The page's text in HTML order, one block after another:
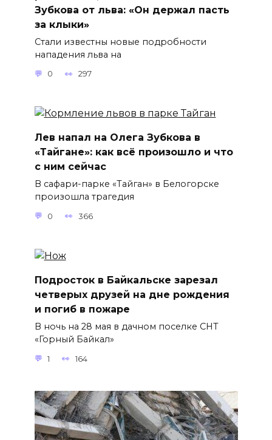
Зубкова от льва: «Он держал пасть
за клыки»
Стали известны новые подробности
нападения льва на
0 297
Лев напал на Олега Зубкова в
«Тайгане»: как всё произошло и что
с ним сейчас
В сафари-парке «Тайган» в Белогорске
произошла трагедия
0 366
Подросток в Байкальске зарезал
четверых друзей на дне рождения
и погиб в пожаре
В ночь на 28 мая в дачном поселке СНТ
«Горный Байкал»
1 164